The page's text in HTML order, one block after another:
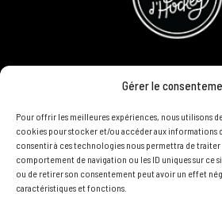
Gérer le
Pour offrir les meilleures expériences, nous utilisons
cookies pour stocker et/ou accéder aux informations
consentir à ces technologies nous permettra de traiter
comportement de navigation ou les ID uniques sur ce
ou de retirer son consentement peut avoir un effet
caractéristiques et fonctions.
CONCOURS
DEVENIR PARTENAIRE
POLITIQUE DE